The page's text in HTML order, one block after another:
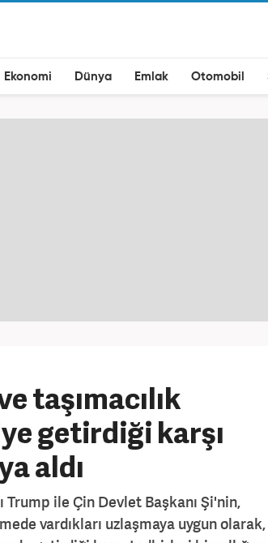
Ekonomi Dünya Emlak Otomobil
taşımacılık
getirdiği karşı
aldı
Trump ile Çin Devlet Başkanı Şi'nin,
vardıkları uzlaşmaya uygun olarak,